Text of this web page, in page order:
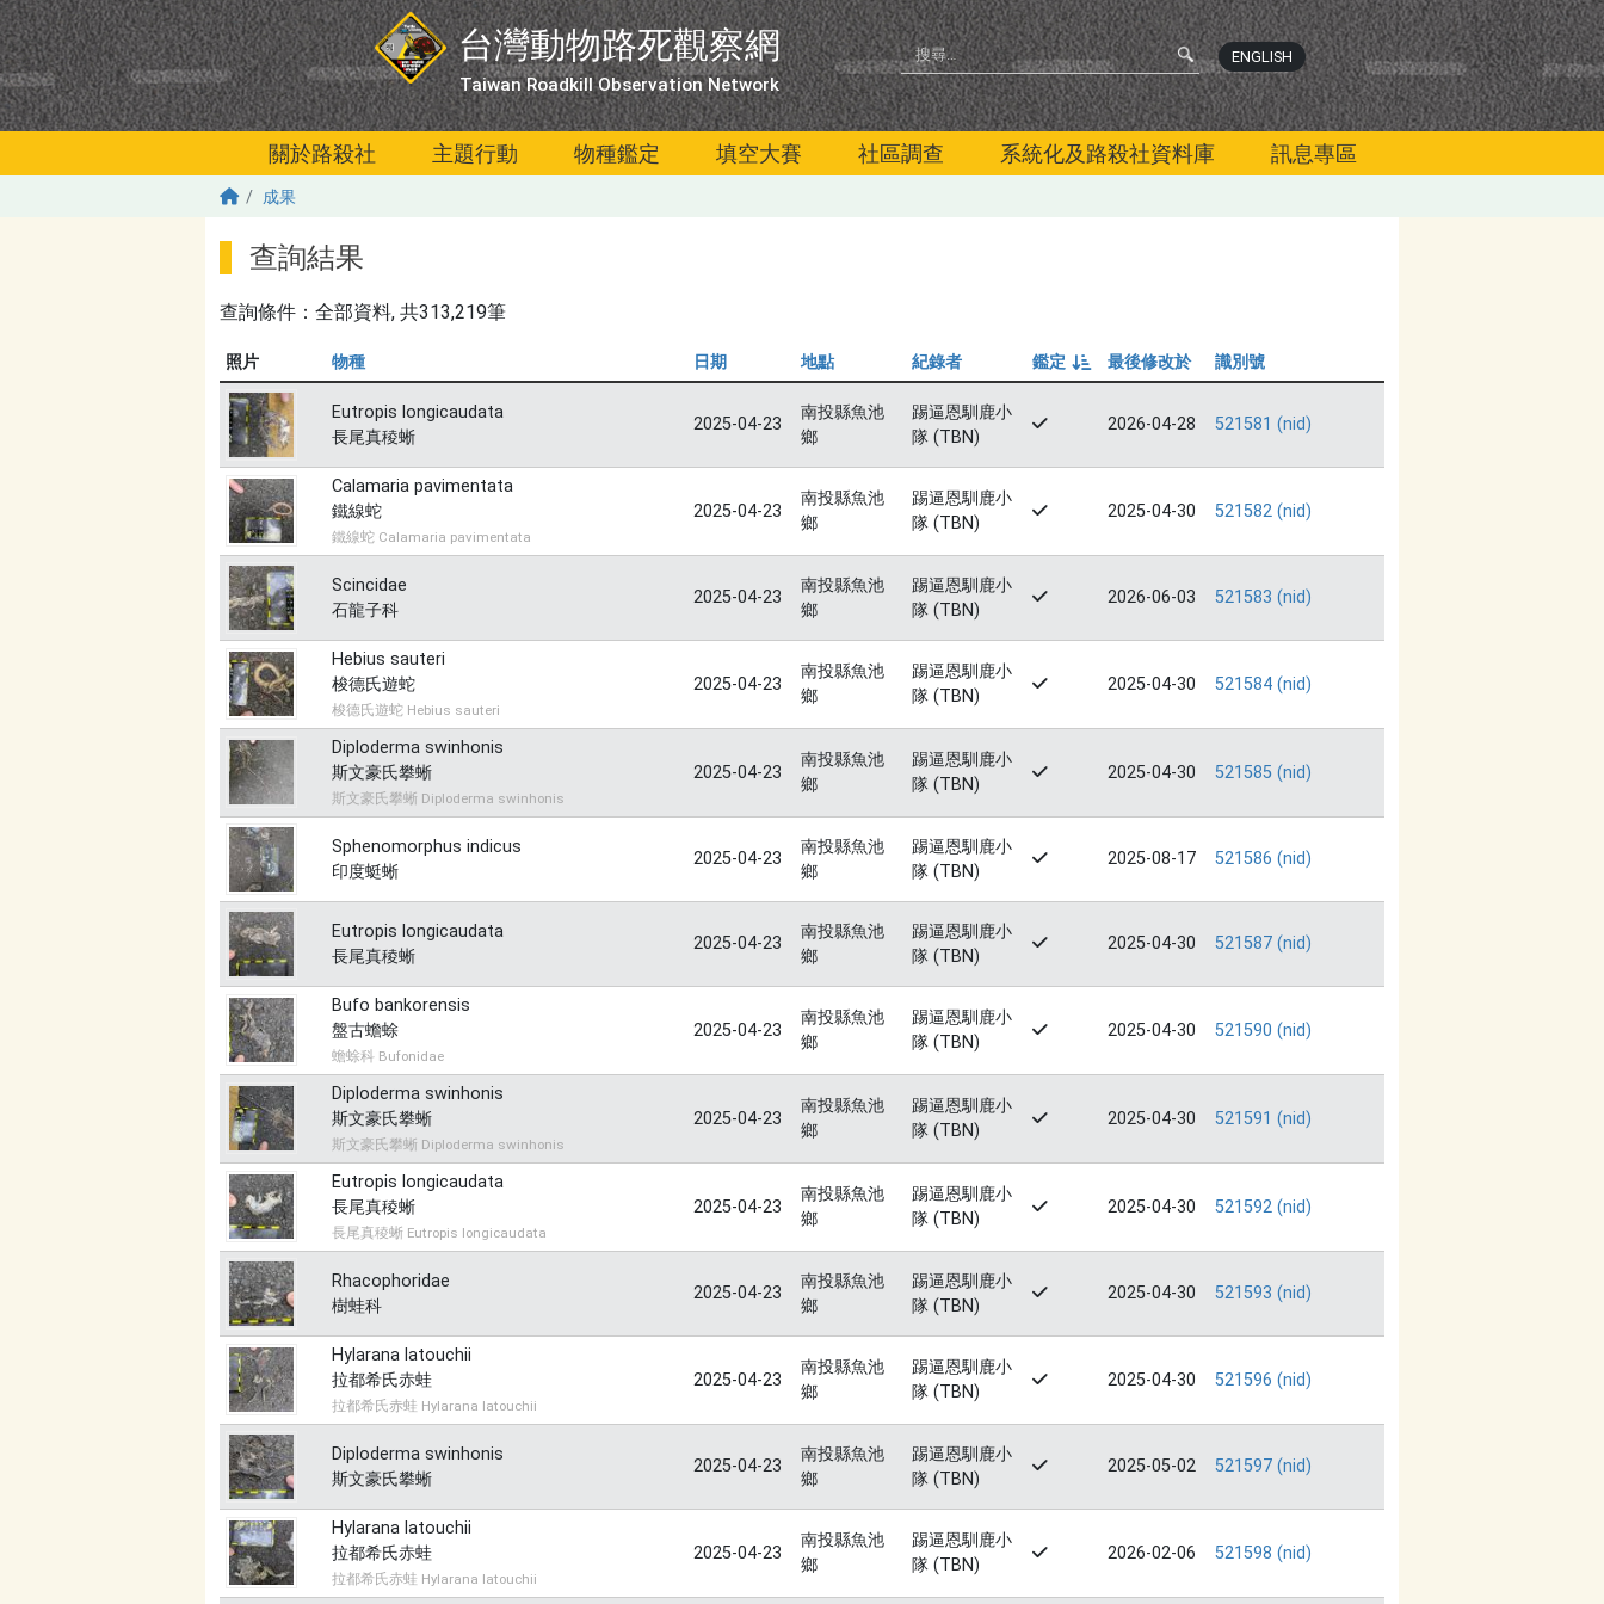
移至主內容
台灣動物路死觀察網
Taiwan Roadkill Observation Network
ENGLISH
關於路殺社 主題行動 物種鑑定 填空大賽 社區調查 系統化及路殺社資料庫 訊息專區
成果
查詢結果
查詢條件： 全部資料, 共313,219筆
照片 物種 日期 地點 紀錄者
鑑定
由小到大
最後修改於 識別號
Eutropis longicaudata
長尾真稜蜥
2025-04-23
南投縣魚池
鄉
踢逼恩馴鹿小
隊 (TBN)
2026-04-28 521581 (nid)
Calamaria pavimentata
鐵線蛇
鐵線蛇 Calamaria pavimentata
2025-04-23
南投縣魚池
鄉
踢逼恩馴鹿小
隊 (TBN)
2025-04-30 521582 (nid)
Scincidae
石龍子科
2025-04-23
南投縣魚池
鄉
踢逼恩馴鹿小
隊 (TBN)
2026-06-03 521583 (nid)
Hebius sauteri
梭德氏遊蛇
梭德氏遊蛇 Hebius sauteri
2025-04-23
南投縣魚池
鄉
踢逼恩馴鹿小
隊 (TBN)
2025-04-30 521584 (nid)
Diploderma swinhonis
斯文豪氏攀蜥
斯文豪氏攀蜥 Diploderma swinhonis
2025-04-23
南投縣魚池
鄉
踢逼恩馴鹿小
隊 (TBN)
2025-04-30 521585 (nid)
Sphenomorphus indicus
印度蜓蜥
2025-04-23
南投縣魚池
鄉
踢逼恩馴鹿小
隊 (TBN)
2025-08-17 521586 (nid)
Eutropis longicaudata
長尾真稜蜥
2025-04-23
南投縣魚池
鄉
踢逼恩馴鹿小
隊 (TBN)
2025-04-30 521587 (nid)
Bufo bankorensis
盤古蟾蜍
蟾蜍科 Bufonidae
2025-04-23
南投縣魚池
鄉
踢逼恩馴鹿小
隊 (TBN)
2025-04-30 521590 (nid)
Diploderma swinhonis
斯文豪氏攀蜥
斯文豪氏攀蜥 Diploderma swinhonis
2025-04-23
南投縣魚池
鄉
踢逼恩馴鹿小
隊 (TBN)
2025-04-30 521591 (nid)
Eutropis longicaudata
長尾真稜蜥
長尾真稜蜥 Eutropis longicaudata
2025-04-23
南投縣魚池
鄉
踢逼恩馴鹿小
隊 (TBN)
2025-04-30 521592 (nid)
Rhacophoridae
樹蛙科
2025-04-23
南投縣魚池
鄉
踢逼恩馴鹿小
隊 (TBN)
2025-04-30 521593 (nid)
Hylarana latouchii
拉都希氏赤蛙
拉都希氏赤蛙 Hylarana latouchii
2025-04-23
南投縣魚池
鄉
踢逼恩馴鹿小
隊 (TBN)
2025-04-30 521596 (nid)
Diploderma swinhonis
斯文豪氏攀蜥
2025-04-23
南投縣魚池
鄉
踢逼恩馴鹿小
隊 (TBN)
2025-05-02 521597 (nid)
Hylarana latouchii
拉都希氏赤蛙
拉都希氏赤蛙 Hylarana latouchii
2025-04-23
南投縣魚池
鄉
踢逼恩馴鹿小
隊 (TBN)
2026-02-06 521598 (nid)